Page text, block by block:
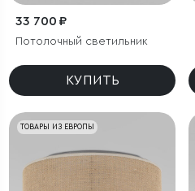
33 700 ₽
Потолочный светильник
КУПИТЬ
ТОВАРЫ ИЗ ЕВРОПЫ